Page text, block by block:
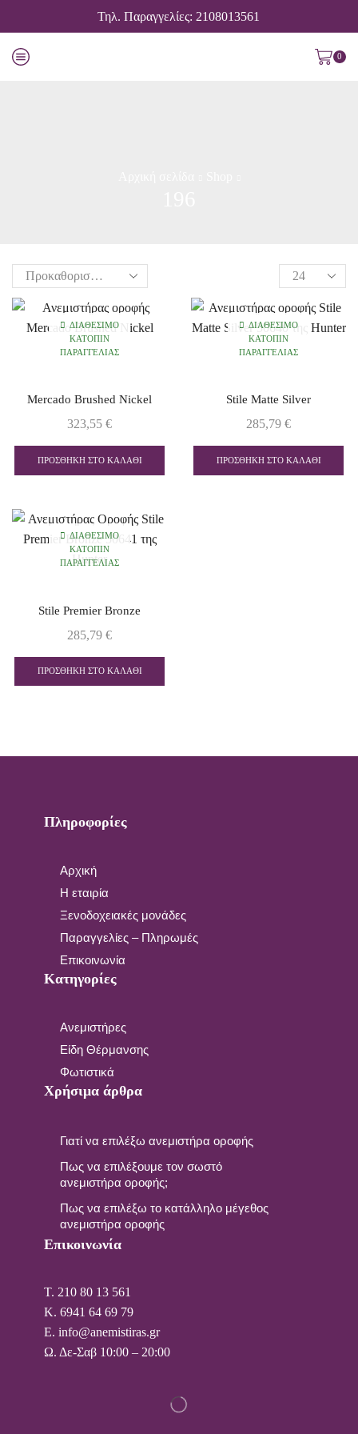
Τηλ. Παραγγελίες: 2108013561
0
ΔΙΑΘΈΣΙΜΟ
ΚΑΤΌΠΙΝ
ΠΑΡΑΓΓΕΛΊΑΣ
Mercado Brushed Nickel
323,55 €
ΠΡΟΣΘΉΚΗ ΣΤΟ ΚΑΛΆΘΙ
ΔΙΑΘΈΣΙΜΟ
ΚΑΤΌΠΙΝ
ΠΑΡΑΓΓΕΛΊΑΣ
Stile Matte Silver
285,79 €
ΠΡΟΣΘΉΚΗ ΣΤΟ ΚΑΛΆΘΙ
ΔΙΑΘΈΣΙΜΟ
ΚΑΤΌΠΙΝ
ΠΑΡΑΓΓΕΛΊΑΣ
Stile Premier Bronze
285,79 €
ΠΡΟΣΘΉΚΗ ΣΤΟ ΚΑΛΆΘΙ
Πληροφορίες
Αρχική
Η εταιρία
Ξενοδοχειακές μονάδες
Παραγγελίες – Πληρωμές
Επικοινωνία
Κατηγορίες
Ανεμιστήρες
Είδη Θέρμανσης
Φωτιστικά
Χρήσιμα άρθρα
Γιατί να επιλέξω ανεμιστήρα οροφής
Πως να επιλέξουμε τον σωστό
ανεμιστήρα οροφής;
Πως να επιλέξω το κατάλληλο μέγεθος
ανεμιστήρα οροφής
Επικοινωνία
T. 210 80 13 561
Κ. 6941 64 69 79
Ε. info@anemistiras.gr
Ω. Δε-Σαβ 10:00 – 20:00